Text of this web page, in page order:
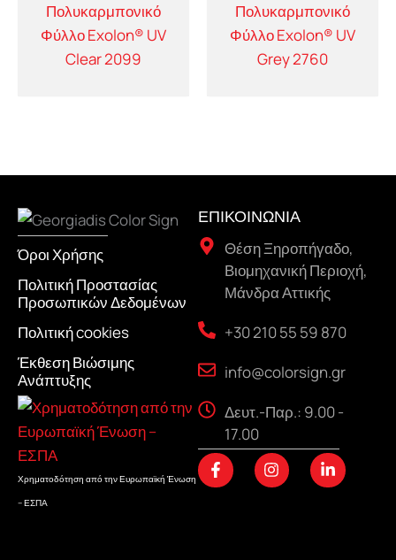
Πολυκαρμπονικό
Φύλλο Exolon® UV
Clear 2099
Πολυκαρμπονικό
Φύλλο Exolon® UV
Grey 2760
Όροι Χρήσης
Πολιτική Προστασίας
Προσωπικών Δεδομένων
Πολιτική cookies
Έκθεση Βιώσιμης
Ανάπτυξης
Χρηματοδότηση από την Ευρωπαϊκή Ένωση
– ΕΣΠΑ
ΕΠΙΚΟΙΝΩΝΙΑ
Θέση Ξηροπήγαδο,
Βιομηχανική Περιοχή,
Μάνδρα Αττικής
+30 210 55 59 870
info@colorsign.gr
Δευτ.-Παρ.: 9.00 -
17.00
F
a
c
I
n
s
L
i
n